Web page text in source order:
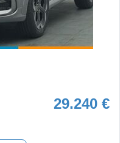
29.240 €